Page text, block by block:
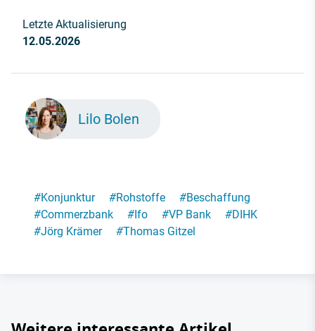
Letzte Aktualisierung
12.05.2026
Lilo Bolen
#Konjunktur #Rohstoffe #Beschaffung
#Commerzbank #Ifo #VP Bank #DIHK
#Jörg Krämer #Thomas Gitzel